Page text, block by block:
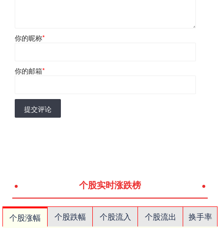
你的昵称*
你的邮箱*
提交评论
个股实时涨跌榜
个股涨幅 个股跌幅 个股流入 个股流出
换手率